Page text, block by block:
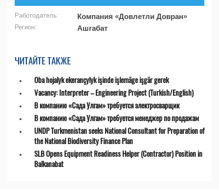
Работодатель: Компания «Довлетли Довран»
Регион: Ашгабат
ЧИТАЙТЕ ТАКЖЕ
Oba hojalyk ekerançylyk işinde işlemäge işgär gerek
Vacancy: Interpreter – Engineering Project (Turkish/English)
В компанию «Сада Улгам» требуется электросварщик
В компанию «Сада Улгам» требуется менеджер по продажам
UNDP Turkmenistan seeks National Consultant for Preparation of
the National Biodiversity Finance Plan
SLB Opens Equipment Readiness Helper (Contractor) Position in
Balkanabat